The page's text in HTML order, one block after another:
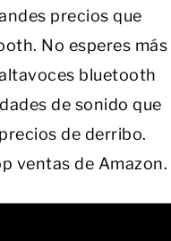
precios que
No esperes más
bluetooth
de sonido que
de derribo.
ventas de Amazon.